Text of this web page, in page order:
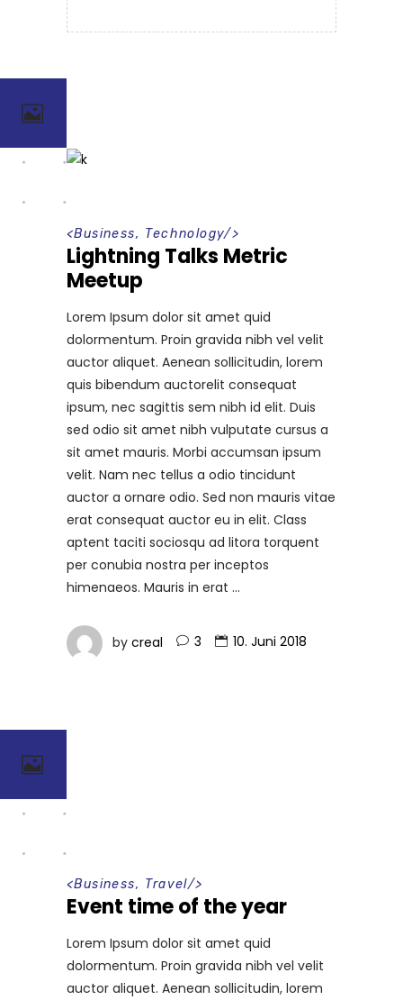
<Business, Technology/>
Lightning Talks Metric
Meetup
Lorem Ipsum dolor sit amet quid
dolormentum. Proin gravida nibh vel velit
auctor aliquet. Aenean sollicitudin, lorem
quis bibendum auctorelit consequat
ipsum, nec sagittis sem nibh id elit. Duis
sed odio sit amet nibh vulputate cursus a
sit amet mauris. Morbi accumsan ipsum
velit. Nam nec tellus a odio tincidunt
auctor a ornare odio. Sed non mauris vitae
erat consequat auctor eu in elit. Class
aptent taciti sociosqu ad litora torquent
per conubia nostra per inceptos
himenaeos. Mauris in erat
by creal 3 10. Juni 2018
<Business, Travel/>
Event time of the year
Lorem Ipsum dolor sit amet quid
dolormentum. Proin gravida nibh vel velit
auctor aliquet. Aenean sollicitudin, lorem